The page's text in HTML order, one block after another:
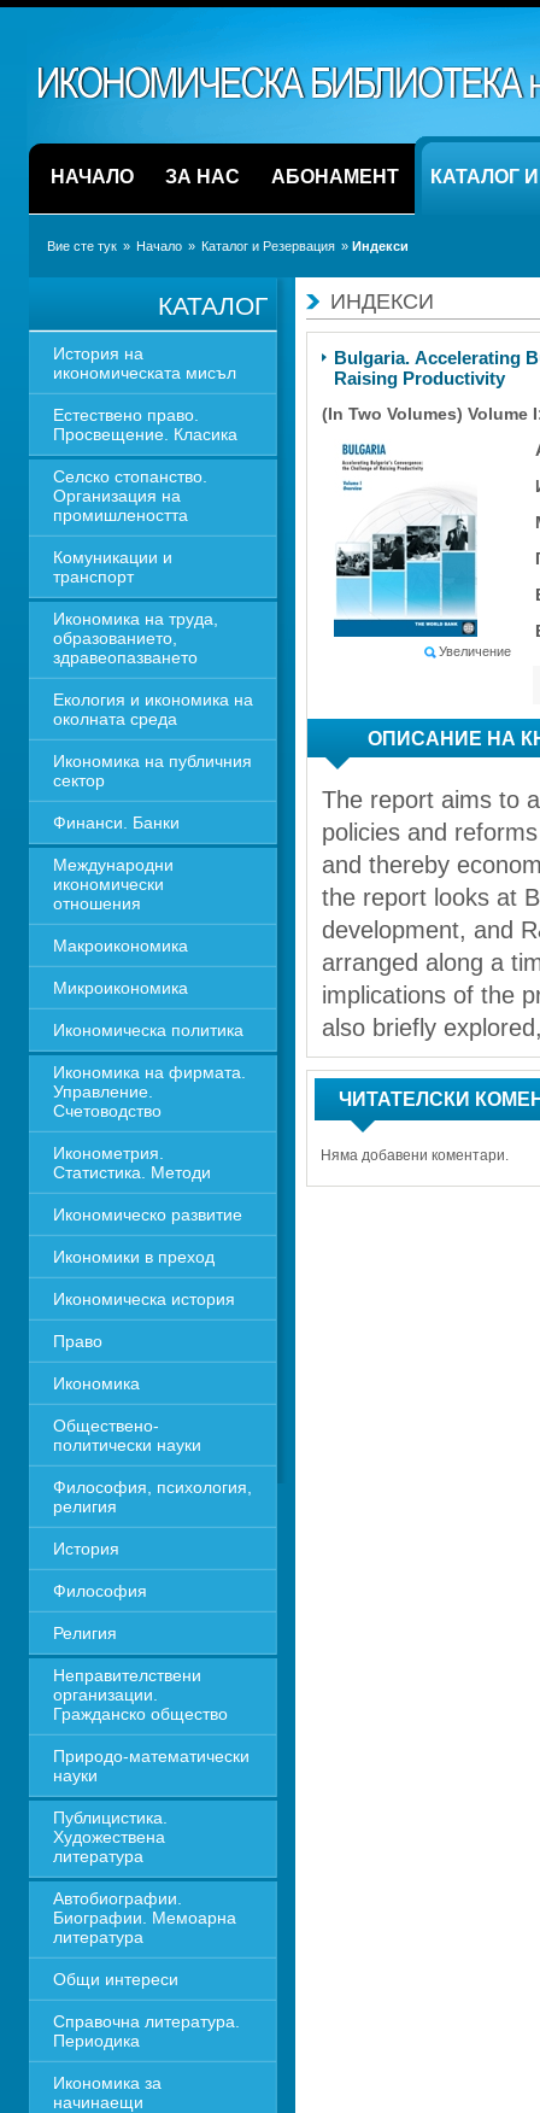
НАЧАЛО ЗА НАС АБОНАМЕНТ КАТАЛОГ
Вие сте тук » Начало » Каталог и Резервация » Индекси
КАТАЛОГ
История на
икономическата мисъл
Естествено право.
Просвещение. Класика
Селско стопанство.
Организация на
промишлеността
Комуникации и
транспорт
Икономика на труда,
образованието,
здравеопазването
Екология и икономика на
околната среда
Икономика на публичния
сектор
Финанси. Банки
Международни
икономически
отношения
Макроикономика
Микроикономика
Икономическа политика
Икономика на фирмата.
Управление.
Счетоводство
Иконометрия.
Статистика. Методи
Икономическо развитие
Икономики в преход
Икономическа история
Право
Икономика
Обществено-
политически науки
Философия, психология,
религия
История
Философия
Религия
Неправителствени
организации.
Гражданско общество
Природо-математически
науки
Публицистика.
Художествена
литература
Автобиографии.
Биографии. Мемоарна
литература
Общи интереси
Справочна литература.
Периодика
Икономика за
начинаещи
ИНДЕКСИ
Bulgaria. Accelerating
Raising Productivity
(In Two Volumes) Volume
Увеличение
ОПИСАНИЕ НА
The report aims to
policies and
and thereby economic
the report looks at
development, and R&D and
arranged along a
implications of the
also briefly
ЧИТАТЕЛСКИ
Няма добавени коментари.